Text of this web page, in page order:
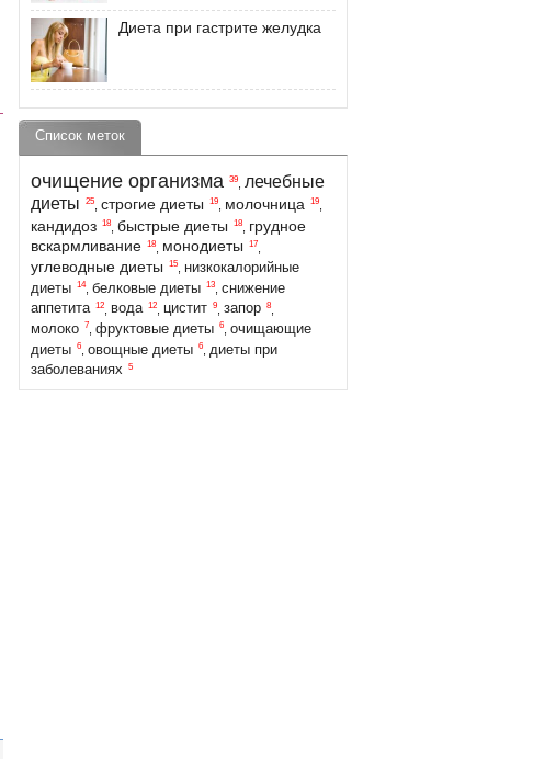
Диета при гастрите желудка
Список меток
очищение организма 39
лечебные
диеты
25 строгие диеты 19 молочница 19
кандидоз 18 быстрые диеты 18
грудное
вскармливание 18 монодиеты 17
углеводные диеты 15
низкокалорийные
диеты 14, белковые диеты 13
снижение
аппетита 12 вода 12 цистит 9 запор 8
молоко 7 фруктовые диеты 6
очищающие
диеты 6 овощные диеты 6
диеты при
заболеваниях
5